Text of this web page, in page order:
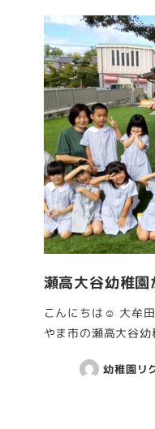
瀬高大谷幼稚
こんにちは☺ 大牟
やま市の瀬高大谷
幼稚園リ